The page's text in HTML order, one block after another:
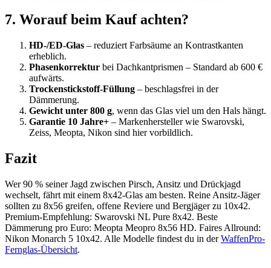
7. Worauf beim Kauf achten?
HD-/ED-Glas – reduziert Farbsäume an Kontrastkanten
erheblich.
Phasenkorrektur bei Dachkantprismen – Standard ab 600 €
aufwärts.
Trockenstickstoff-Füllung – beschlagsfrei in der
Dämmerung.
Gewicht unter 800 g, wenn das Glas viel um den Hals hängt.
Garantie 10 Jahre+ – Markenhersteller wie Swarovski,
Zeiss, Meopta, Nikon sind hier vorbildlich.
Fazit
Wer 90 % seiner Jagd zwischen Pirsch, Ansitz und Drückjagd
wechselt, fährt mit einem 8x42-Glas am besten. Reine Ansitz-Jäger
sollten zu 8x56 greifen, offene Reviere und Bergjäger zu 10x42.
Premium-Empfehlung: Swarovski NL Pure 8x42. Beste
Dämmerung pro Euro: Meopta Meopro 8x56 HD. Faires Allround:
Nikon Monarch 5 10x42. Alle Modelle findest du in derWaffenPro-
Fernglas-Übersicht.